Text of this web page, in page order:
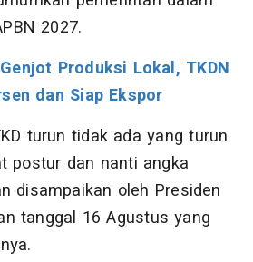
2027.
Produksi Lokal, TKDN
dan Siap Ekspor
turun tidak ada yang turun
postur dan nanti angka
disampaikan oleh Presiden
tanggal 16 Agustus yang